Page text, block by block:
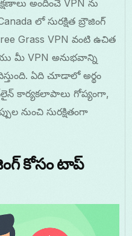
అందించే VPN ను
లో సురక్షిత బ్రౌజింగ్
Grass VPN వంటి ఉచిత
మీ VPN అనుభవాన్ని
ఏది చూడాలో అర్థం
కార్యకలాపాలు గోప్యంగా,
నుంచి సురక్షితంగా
కోసం టాప్